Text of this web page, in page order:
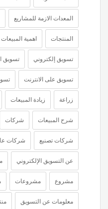
المعدات الازمة للمشاريع
المنتجات اهمية المبيعات
تسويق إلكتروني تسويق
تسويق على الانترنت
زراعة زيادة المبيعات
شرح المبيعات شركات
شركات تصنيع شركات
عن التسويق الإلكتروني
مشروع مشروعات
معلومات عن التسويق